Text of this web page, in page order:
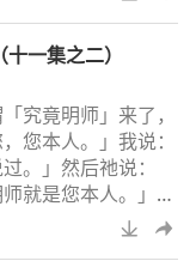
经典也有类似说
心单纯，即使没
也很好。明师的照
明师力量够大，看
关系。看不到肉身
。或
一集之二）
究竟明师」来了，
您本人。」我说：
。」然后祂说：
师就是您本人。」我
是我有新头衔了？」
是新的，这个称号